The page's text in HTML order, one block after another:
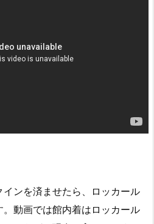
ンを済ませたら、ロッカール
動画では館内着はロッカール